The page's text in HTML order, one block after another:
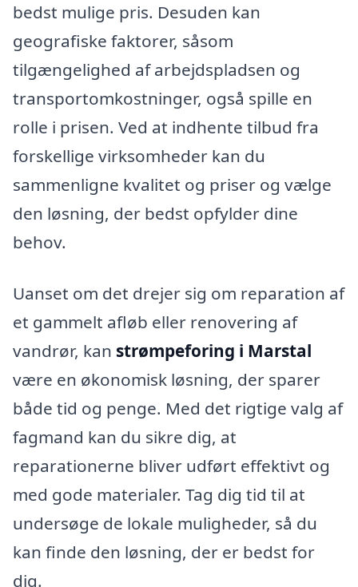
bedst mulige pris. Desuden kan
geografiske faktorer, såsom
tilgængelighed af arbejdspladsen og
transportomkostninger, også spille en
rolle i prisen. Ved at indhente tilbud fra
forskellige virksomheder kan du
sammenligne kvalitet og priser og vælge
den løsning, der bedst opfylder dine
behov.
Uanset om det drejer sig om reparation af
et gammelt afløb eller renovering af
vandrør, kan strømpeforing i Marstal
være en økonomisk løsning, der sparer
både tid og penge. Med det rigtige valg af
fagmand kan du sikre dig, at
reparationerne bliver udført effektivt og
med gode materialer. Tag dig tid til at
undersøge de lokale muligheder, så du
kan finde den løsning, der er bedst for
dig.